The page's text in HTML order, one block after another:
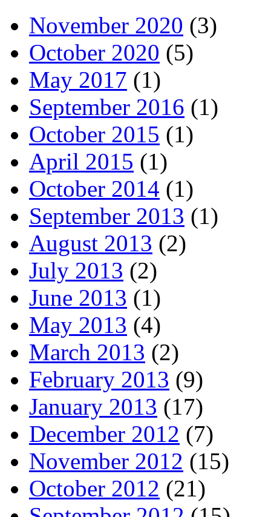
November 2020 (3)
October 2020 (5)
May 2017 (1)
September 2016 (1)
October 2015 (1)
April 2015 (1)
October 2014 (1)
September 2013 (1)
August 2013 (2)
July 2013 (2)
June 2013 (1)
May 2013 (4)
March 2013 (2)
February 2013 (9)
January 2013 (17)
December 2012 (7)
November 2012 (15)
October 2012 (21)